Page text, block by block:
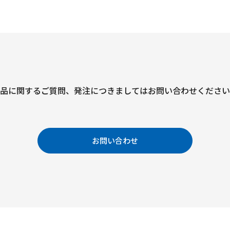
に関するご質問、 発注につきましてはお問い合わせくださ
お問い合わせ